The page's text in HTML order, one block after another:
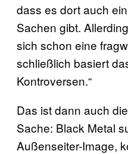
dass es dort auch
Sachen gibt.
sich schon eine
schließlich basiert
Kontroversen.“
Das ist dann auch
Sache: Black Metal
Außenseiter-Image,